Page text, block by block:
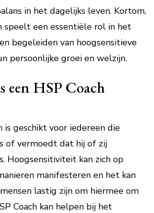
in het dagelijks leven. Kortom,
speelt een essentiële rol in het
begeleiden van hoogsensitieve
persoonlijke groei en welzijn.
een HSP Coach
is geschikt voor iedereen die
of vermoedt dat hij of zij
Hoogsensitiviteit kan zich op
manifesteren en het kan
lastig zijn om hiermee om
Coach kan helpen bij het